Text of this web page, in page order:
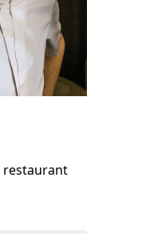
restaurant